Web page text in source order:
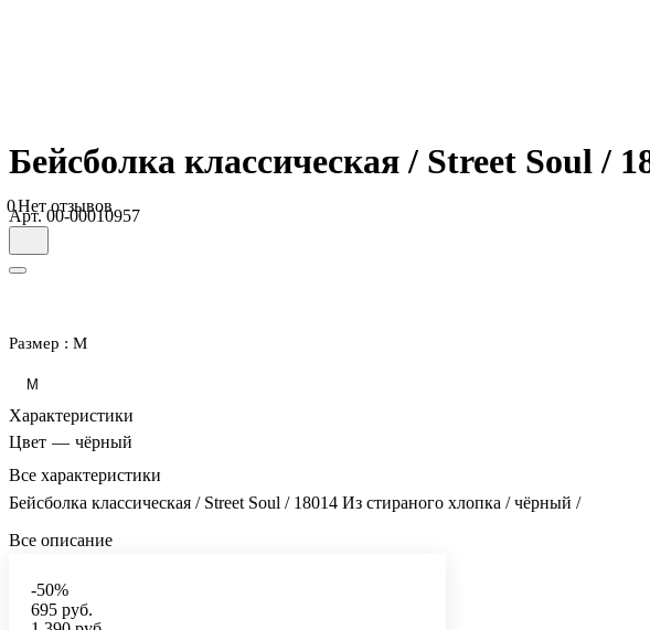
Бейсболка классическая / Street Soul /
0Нет отзывов
Арт.00-00010957
Размер : M
M
Характеристики
Цвет — чёрный
Все характеристики
Бейсболка классическая / Street Soul / 18014 Из стираного хлопка / чёрный /
Все описание
-50%
695 руб.